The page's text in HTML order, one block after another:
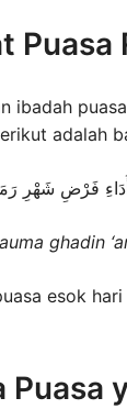
Puasa
ibadah
adalah
فَرْضِ شَهْرِ
ghadin
esok
Puasa